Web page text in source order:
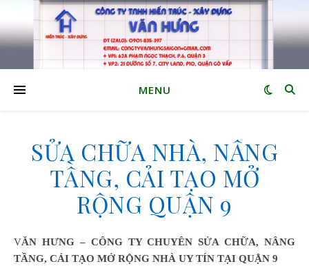
MENU
SỬA CHỮA NHÀ, NÂNG
TẦNG, CẢI TẠO MỞ
RỘNG QUẬN 9
VĂN HƯNG – CÔNG TY CHUYÊN SỬA CHỮA, NÂNG
TẦNG, CẢI TẠO MỞ RỘNG NHÀ UY TÍN TẠI QUẬN 9